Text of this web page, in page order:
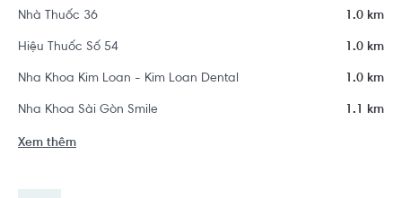
Nhà Thuốc 36 1.0 km
Hiệu Thuốc Số 54 1.0 km
Nha Khoa Kim Loan - Kim Loan Dental 1.0 km
Nha Khoa Sài Gòn Smile 1.1 km
Xem thêm